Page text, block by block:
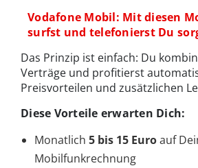
Vodafone Mobil: Mit diesen
surfst und telefonierst Du
Das Prinzip ist einfach: Du
Verträge und profitierst
Preisvorteilen und zusätzlichen
Diese Vorteile erwarten Dich:
Monatlich 5 bis 15 Euroauf
Mobilfunkrechnung